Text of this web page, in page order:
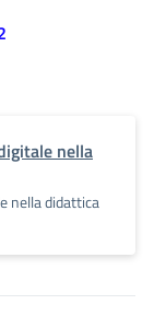
nella
nella didattica